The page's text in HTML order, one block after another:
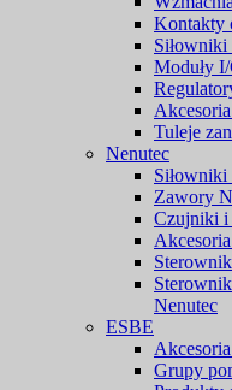
Kontakty
Moduły
Tuleje
Nenutec
Siłowniki
Zawory
Czujniki i
Nenutec
ESBE
Grupy